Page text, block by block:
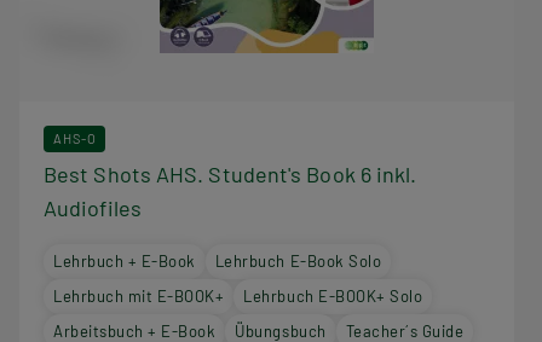
AHS-O
Best Shots AHS. Student's Book 6 inkl.
Audiofiles
Lehrbuch + E-Book
Lehrbuch E-Book Solo
Lehrbuch mit E-BOOK+
Lehrbuch E-BOOK+ Solo
Arbeitsbuch + E-Book
Übungsbuch
Teacher´s Guide